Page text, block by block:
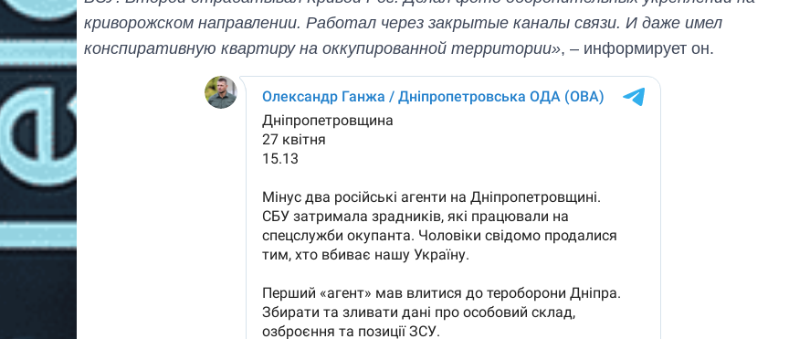
криворожском направлении. Работал через закрытые каналы связи. И даже имел
конспиративную квартиру на оккупированной территории», – информирует он.
Дефицит памяти: